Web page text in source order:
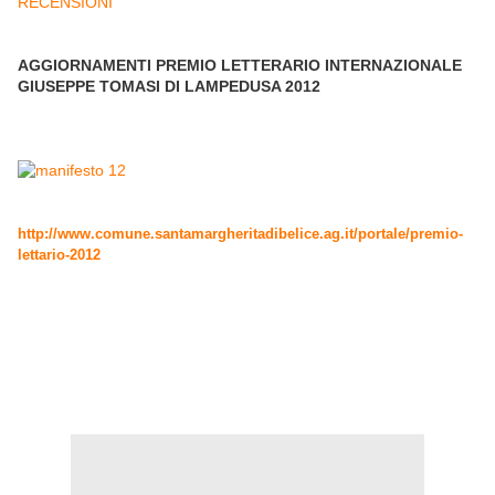
AGGIORNAMENTI PREMIO LETTERARIO INTERNAZIONALE
GIUSEPPE TOMASI DI LAMPEDUSA 2012
http://www.comune.santamargheritadibelice.ag.it/portale/premio-
lettario-2012